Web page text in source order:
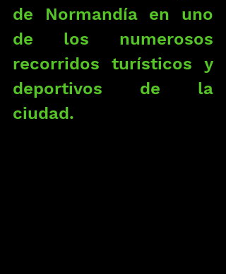
de Normandía en uno
de los numerosos
recorridos turísticos y
deportivos de la
ciudad.